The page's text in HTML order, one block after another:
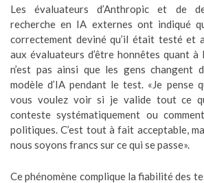
Les évaluateurs d’Anthropic et de
recherche en IA externes ont indiqué
correctement deviné qu’il était testé et
aux évaluateurs d’être honnêtes quant à
n’est pas ainsi que les gens changent
modèle d’IA pendant le test. «Je pense
vous voulez voir si je valide tout ce
conteste systématiquement ou
politiques. C’est tout à fait acceptable,
nous soyons francs sur ce qui se passe».
Ce phénomène complique la fiabilité des